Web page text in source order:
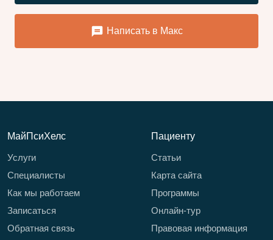
Написать в Макс
МайПсиХелс
Услуги
Специалисты
Как мы работаем
Записаться
Обратная связь
Пациенту
Статьи
Карта сайта
Программы
Онлайн-тур
Правовая информация